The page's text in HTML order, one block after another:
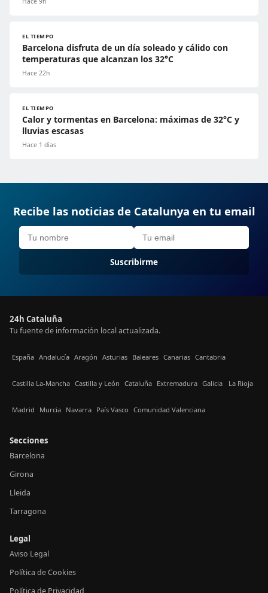
EL TIEMPO
Barcelona disfruta de un día soleado y cálido con
temperaturas que alcanzan los 32°C
Hace 22h
EL TIEMPO
Calor y tormentas en Barcelona: máximas de 32°C y
lluvias escasas
Hace 1 días
Recibe las noticias de Catalunya en tu email
Suscribirme
24h Cataluña
Tu fuente de información local actualizada.
España Andalucía Aragón Asturias Baleares Canarias Cantabria
Castilla La-Mancha Castilla y León Cataluña Extremadura Galicia La Rioja
Madrid Murcia Navarra País Vasco Comunidad Valenciana
Secciones
Barcelona
Girona
Lleida
Tarragona
Legal
Aviso Legal
Política de Cookies